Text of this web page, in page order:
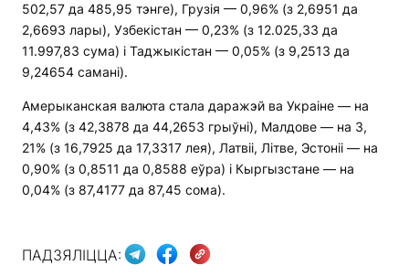
502,57 да 485,95 тэнге), Грузія — 0,96% (з 2,6951 да
2,6693 лары), Узбекістан — 0,23% (з 12.025,33 да
11.997,83 сума) і Таджыкістан — 0,05% (з 9,2513 да
9,24654 самані).
Амерыканская валюта стала даражэй ва Украіне — на
4,43% (з 42,3878 да 44,2653 грыўні), Малдове — на 3,
21% (з 16,7925 да 17,3317 лея), Латвіі, Літве, Эстоніі — на
0,90% (з 0,8511 да 0,8588 еўра) і Кыргызстане — на
0,04% (з 87,4177 да 87,45 сома).
ПАДЗЯЛІЦЦА: